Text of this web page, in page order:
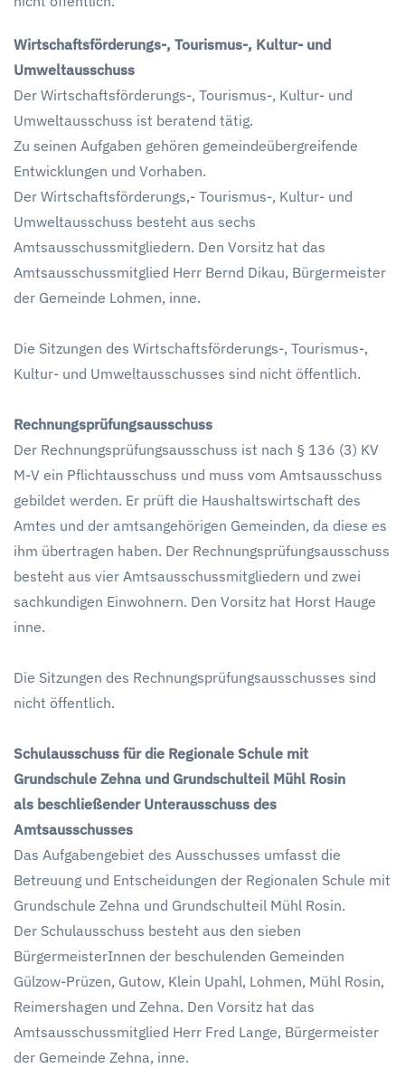
Wirtschaftsförderungs-, Tourismus-, Kultur- und
Umweltausschuss
Der Wirtschaftsförderungs-, Tourismus-, Kultur- und
Umweltausschuss ist beratend tätig.
Zu seinen Aufgaben gehören gemeindeübergreifende
Entwicklungen und Vorhaben.
Der Wirtschaftsförderungs,- Tourismus-, Kultur- und
Umweltausschuss besteht aus sechs
Amtsausschussmitgliedern. Den Vorsitz hat das
Amtsausschussmitglied Herr Bernd Dikau, Bürgermeister
der Gemeinde Lohmen, inne.
Die Sitzungen des Wirtschaftsförderungs-, Tourismus-,
Kultur- und Umweltausschusses sind nicht öffentlich.
Rechnungsprüfungsausschuss
Der Rechnungsprüfungsausschuss ist nach § 136 (3) KV
M-V ein Pflichtausschuss und muss vom Amtsausschuss
gebildet werden. Er prüft die Haushaltswirtschaft des
Amtes und der amtsangehörigen Gemeinden, da diese es
ihm übertragen haben. Der Rechnungsprüfungsausschuss
besteht aus vier Amtsausschussmitgliedern und zwei
sachkundigen Einwohnern. Den Vorsitz hat Horst Hauge
inne.
Die Sitzungen des Rechnungsprüfungsausschusses sind
nicht öffentlich.
Schulausschuss für die Regionale Schule mit
Grundschule Zehna und Grundschulteil Mühl Rosin
als beschließender Unterausschuss des
Amtsausschusses
Das Aufgabengebiet des Ausschusses umfasst die
Betreuung und Entscheidungen der Regionalen Schule mit
Grundschule Zehna und Grundschulteil Mühl Rosin.
Der Schulausschuss besteht aus den sieben
BürgermeisterInnen der beschulenden Gemeinden
Gülzow-Prüzen, Gutow, Klein Upahl, Lohmen, Mühl Rosin,
Reimershagen und Zehna. Den Vorsitz hat das
Amtsausschussmitglied Herr Fred Lange, Bürgermeister
der Gemeinde Zehna, inne.